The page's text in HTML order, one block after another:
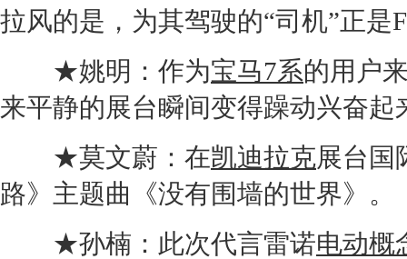
拉风的是，为其驾驶的“司机”正是
★姚明：作为宝马7系的用户
来平静的展台瞬间变得躁动兴奋起
★莫文蔚：在凯迪拉克展台国
路》主题曲《没有围墙的世界》。
★孙楠：此次代言雷诺电动概